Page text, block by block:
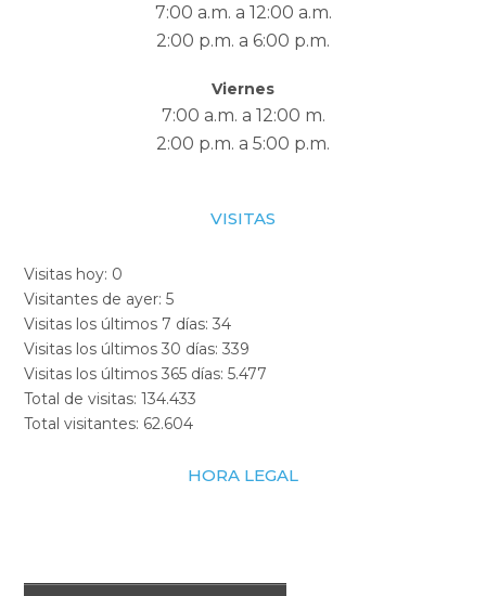
7:00 a.m. a 12:00 a.m.
2:00 p.m. a 6:00 p.m.
Viernes
7:00 a.m. a 12:00 m.
2:00 p.m. a 5:00 p.m.
VISITAS
Visitas hoy: 0
Visitantes de ayer:5
Visitas los últimos 7 días:34
Visitas los últimos 30 días:339
Visitas los últimos 365 días:5.477
Total de visitas:134.433
Total visitantes: 62.604
HORA LEGAL